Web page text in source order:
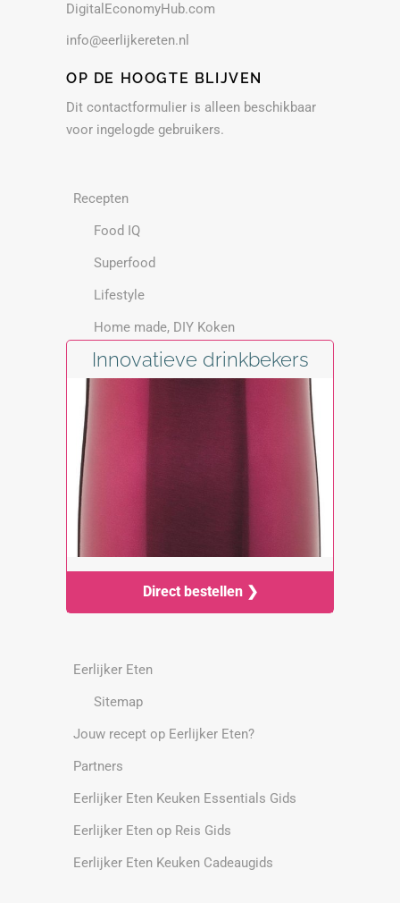
DigitalEconomyHub.com
info@eerlijkereten.nl
OP DE HOOGTE BLIJVEN
Dit contactformulier is alleen beschikbaar
voor ingelogde gebruikers.
Recepten
Food IQ
Superfood
Lifestyle
Home made, DIY Koken
Innovatieve drinkbekers
Direct bestellen ❯
Eerlijker Eten
Sitemap
Jouw recept op Eerlijker Eten?
Partners
Eerlijker Eten Keuken Essentials Gids
Eerlijker Eten op Reis Gids
Eerlijker Eten Keuken Cadeaugids